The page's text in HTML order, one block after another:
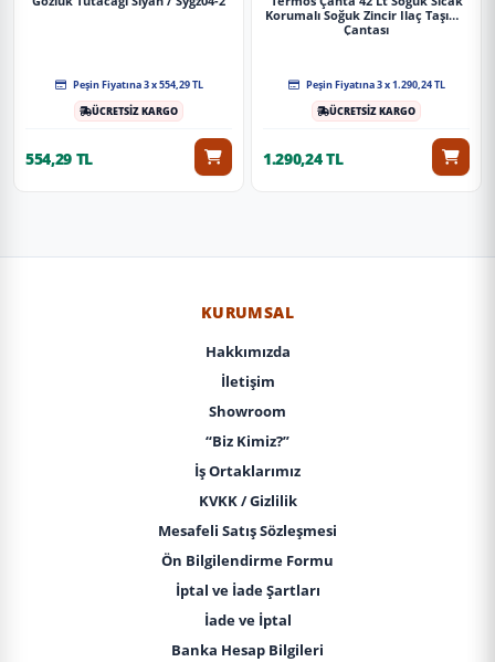
Peşin Fiyatına 3 x 554,29 TL
ÜCRETSİZ KARGO
554,29 TL
Korumalı Soğuk Zincir Ilaç Taşıma
Çantası
Peşin Fiyatına 3 x 1.290,24 TL
ÜCRETSİZ KARGO
1.290,24 TL
KURUMSAL
Hakkımızda
İletişim
Showroom
“Biz Kimiz?”
İş Ortaklarımız
KVKK / Gizlilik
Mesafeli Satış Sözleşmesi
Ön Bilgilendirme Formu
İptal ve İade Şartları
İade ve İptal
Banka Hesap Bilgileri